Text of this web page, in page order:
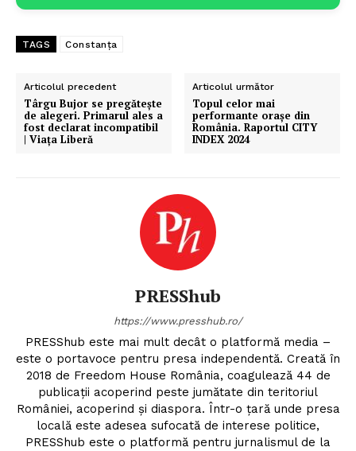
TAGS Constanța
Articolul precedent
Târgu Bujor se pregătește
de alegeri. Primarul ales a
fost declarat incompatibil
| Viața Liberă
Articolul următor
Topul celor mai
performante orașe din
România. Raportul CITY
INDEX 2024
PRESShub
https://www.presshub.ro/
PRESShub este mai mult decât o platformă media –
este o portavoce pentru presa independentă. Creată în
2018 de Freedom House România, coagulează 44 de
publicații acoperind peste jumătate din teritoriul
României, acoperind și diaspora. Într-o țară unde presa
locală este adesea sufocată de interese politice,
PRESShub este o platformă pentru jurnalismul de la